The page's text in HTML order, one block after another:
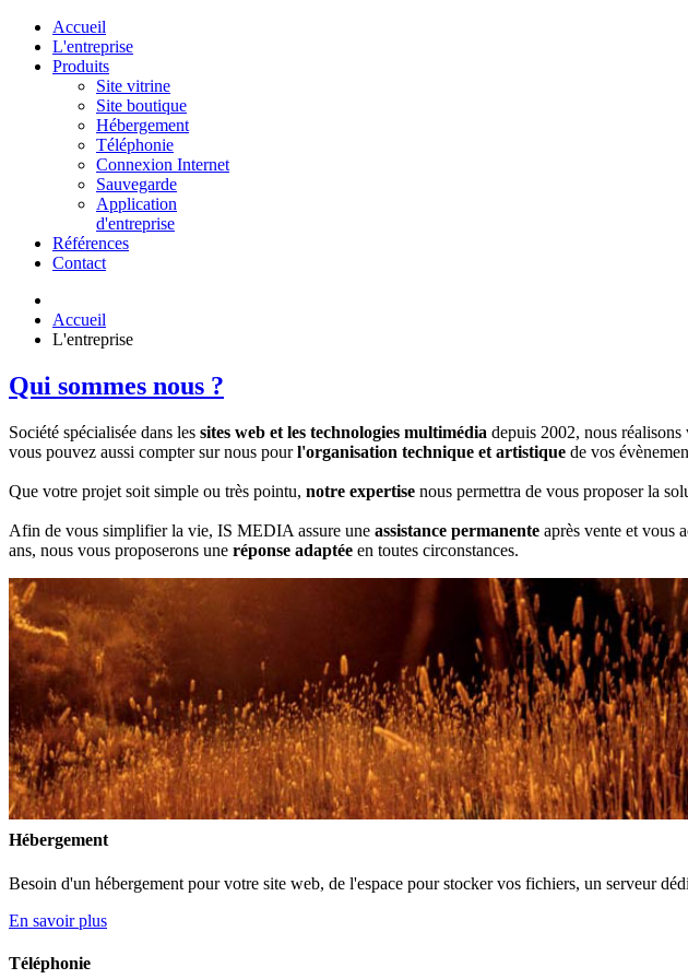
Accueil
L'entreprise
Produits
Site vitrine
Site boutique
Hébergement
Téléphonie
Connexion Internet
Sauvegarde
Application
d'entreprise
Références
Contact
Accueil
L'entreprise
Qui sommes nous ?
Société spécialisée dans les sites web et les technologies multimédia depuis 2002, nous réalisons
vous pouvez aussi compter sur nous pourl'organisation technique et artistique de vos
Que votre projet soit simple ou très pointu, notre expertise nous permettra de vous proposer la
Afin de vous simplifier la vie, IS MEDIA assure une assistance permanente après vente et vous
ans, nous vous proposerons une réponse adaptée en toutes circonstances.
Hébergement
Besoin d'un hébergement pour votre site web, de l'espace pour stocker vos fichiers, un serveur
En savoir plus
Téléphonie